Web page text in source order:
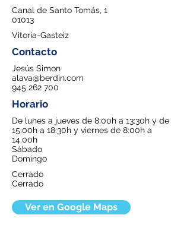
Canal de Santo Tomás, 1
01013
Vitoria-Gasteiz
Contacto
Jesús Simon
alava@berdin.com
945 262 700
Horario
De lunes a jueves de 8:00h a 13:30h y de
15:00h a 18:30h y viernes de 8:00h a
14.00h
Sábado
Domingo
Cerrado
Cerrado
Ver en Google Maps